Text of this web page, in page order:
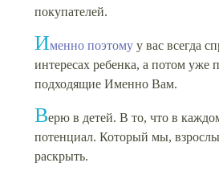
покупателей.
Именно поэтому у вас всегда
интересах ребенка, а потом уже
подходящие Именно Вам.
Верю в детей. В то, что в
потенциал. Который мы,
раскрыть.